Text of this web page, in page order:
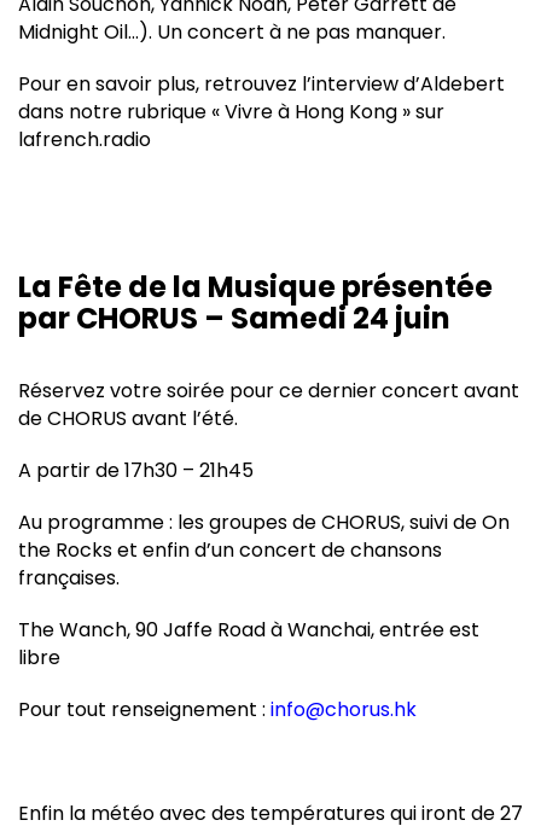
Midnight Oil…). Un concert à ne pas manquer.
Pour en savoir plus, retrouvez l’interview d’Aldebert
dans notre rubrique « Vivre à Hong Kong » sur
lafrench.radio
La Fête de la Musique présentée
par CHORUS – Samedi 24 juin
Réservez votre soirée pour ce dernier concert avant
de CHORUS avant l’été.
A partir de 17h30 – 21h45
Au programme : les groupes de CHORUS, suivi de On
the Rocks et enfin d’un concert de chansons
françaises.
The Wanch, 90 Jaffe Road à Wanchai, entrée est
libre
Pour tout renseignement : info@chorus.hk
Enfin la météo avec des températures qui iront de 27